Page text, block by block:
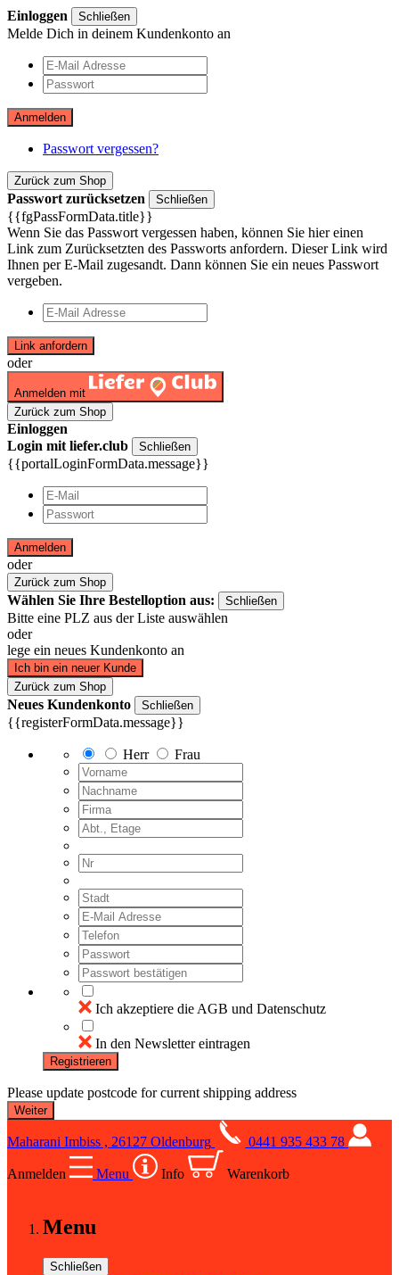
Einloggen Schließen
Melde Dich in deinem Kundenkonto an
Anmelden
Passwort vergessen?
Zurück zum Shop
Passwort zurücksetzen Schließen
{{fgPassFormData.title}}
Wenn Sie das Passwort vergessen haben, können Sie hier einen
Link zum Zurücksetzten des Passworts anfordern. Dieser Link wird
Ihnen per E-Mail zugesandt. Dann können Sie ein neues Passwort
vergeben.
Link anfordern
oder
Anmelden mit
Zurück zum Shop
Einloggen
Login mit liefer.club
Schließen
{{portalLoginFormData.message}}
Anmelden
oder
Zurück zum Shop
Wählen Sie Ihre Bestelloption aus: Schließen
Bitte eine PLZ aus der Liste auswählen
oder
lege ein neues Kundenkonto an
Ich bin ein neuer Kunde
Zurück zum Shop
Neues Kundenkonto Schließen
{{registerFormData.message}}
Herr Frau
Ich akzeptiere die AGB und Datenschutz
In den Newsletter eintragen
Registrieren
Please update postcode for current shipping address
Maharani Imbiss , 26127 Oldenburg 0441 935 433 78
Anmelden Menu Info Warenkorb
Menu
Schließen